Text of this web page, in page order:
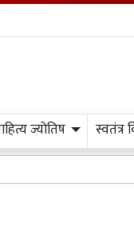
ज्योतिष स्वतंत्र